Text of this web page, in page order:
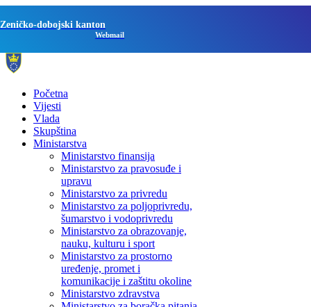
Zeničko-dobojski kanton
Webmail
Početna
Vijesti
Vlada
Skupština
Ministarstva
Ministarstvo finansija
Ministarstvo za pravosuđe i
upravu
Ministarstvo za privredu
Ministarstvo za poljoprivredu,
šumarstvo i vodoprivredu
Ministarstvo za obrazovanje,
nauku, kulturu i sport
Ministarstvo za prostorno
uređenje, promet i
komunikacije i zaštitu okoline
Ministarstvo zdravstva